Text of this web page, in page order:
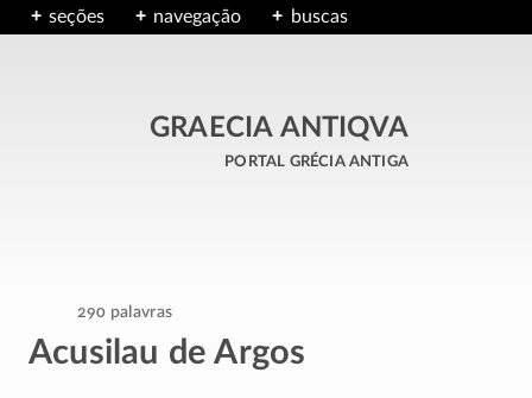
seções navegação buscas
GRAECIA ANTIQVA
portal grécia antiga
290 palavras
Acusilau de Argos